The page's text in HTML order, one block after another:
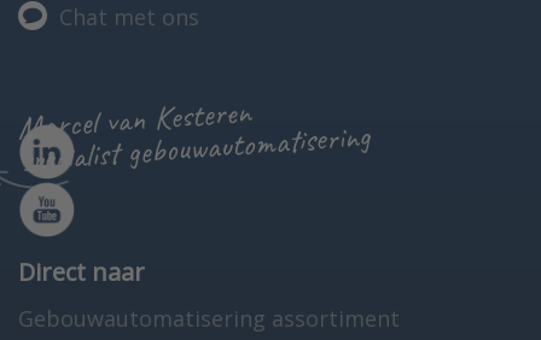
Chat met ons
Marcel van Kesteren
specialist gebouwautomatisering
Direct naar
Gebouwautomatisering assortiment